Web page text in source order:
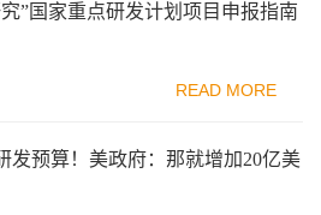
”国家重点研发计划项目申报指南
READ MORE
发预算！美政府：那就增加20亿美